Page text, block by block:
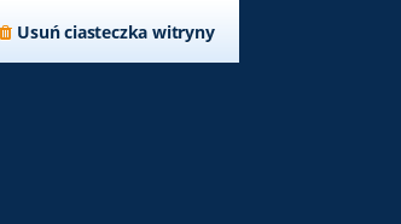
Usuń ciasteczka witryny